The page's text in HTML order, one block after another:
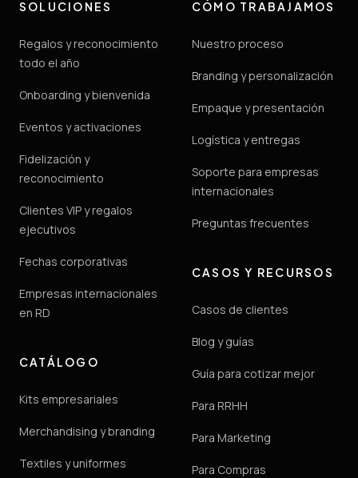
SOLUCIONES
Regalos y reconocimiento
todo el año
Onboarding y bienvenida
Eventos y activaciones
Fidelización y
reconocimiento
Clientes VIP y regalos
ejecutivos
Fechas corporativas
Empresas internacionales
en RD
CATÁLOGO
Kits empresariales
Merchandising y branding
Textiles y uniformes
CÓMO TRABAJAMOS
Nuestro proceso
Branding y personalización
Empaque y presentación
Logística y entregas
Soporte para empresas
internacionales
Preguntas frecuentes
CASOS Y RECURSOS
Casos de clientes
Blog y guías
Guía para cotizar mejor
Para RRHH
Para Marketing
Para Compras